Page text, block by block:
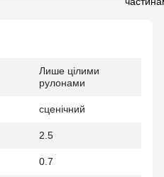
Лише цілими
рулонами
сценічний
2.5
0.7